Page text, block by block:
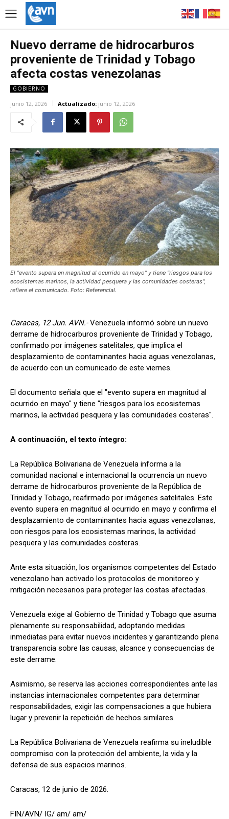
Nuevo derrame de hidrocarburos
proveniente de Trinidad y Tobago
afecta costas venezolanas
GOBIERNO
junio 12, 2026 Actualizado: junio 12, 2026
El "evento supera en magnitud al ocurrido en mayo" y tiene "riesgos para los
ecosistemas marinos, la actividad pesquera y las comunidades costeras",
refiere el comunicado. Foto: Referencial.
Caracas, 12 Jun. AVN.-Venezuela informó sobre un nuevo
derrame de hidrocarburos proveniente de Trinidad y Tobago,
confirmado por imágenes satelitales, que implica el
desplazamiento de contaminantes hacia aguas venezolanas,
de acuerdo con un comunicado de este viernes.
El documento señala que el "evento supera en magnitud al
ocurrido en mayo" y tiene "riesgos para los ecosistemas
marinos, la actividad pesquera y las comunidades costeras".
A continuación, el texto íntegro:
La República Bolivariana de Venezuela informa a la
comunidad nacional e internacional la ocurrencia un nuevo
derrame de hidrocarburos proveniente de la República de
Trinidad y Tobago, reafirmado por imágenes satelitales. Este
evento supera en magnitud al ocurrido en mayo y confirma el
desplazamiento de contaminantes hacia aguas venezolanas,
con riesgos para los ecosistemas marinos, la actividad
pesquera y las comunidades costeras.
Ante esta situación, los organismos competentes del Estado
venezolano han activado los protocolos de monitoreo y
mitigación necesarios para proteger las costas afectadas.
Venezuela exige al Gobierno de Trinidad y Tobago que asuma
plenamente su responsabilidad, adoptando medidas
inmediatas para evitar nuevos incidentes y garantizando plena
transparencia sobre las causas, alcance y consecuencias de
este derrame.
Asimismo, se reserva las acciones correspondientes ante las
instancias internacionales competentes para determinar
responsabilidades, exigir las compensaciones a que hubiera
lugar y prevenir la repetición de hechos similares.
La República Bolivariana de Venezuela reafirma su ineludible
compromiso con la protección del ambiente, la vida y la
defensa de sus espacios marinos.
Caracas, 12 de junio de 2026.
FIN/AVN/ IG/ am/ am/